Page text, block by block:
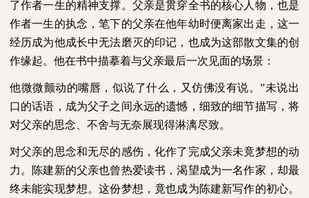
了作者一生的精神支撑。父亲是贯穿全书的核心人物，也是
作者一生的执念，笔下的父亲在他年幼时便离家出走，这一
经历成为他成长中无法磨灭的印记，也成为这部散文集的创
作缘起。他在书中描摹着与父亲最后一次见面的场景：
他微微颤动的嘴唇，似说了什么，又仿佛没有说。”未说出
口的话语，成为父子之间永远的遗憾，细致的细节描写，将
对父亲的思念、不舍与无奈展现得淋漓尽致。
对父亲的思念和无尽的感伤，化作了完成父亲未竟梦想的动
力。陈建新的父亲也曾热爱读书，渴望成为一名作家，却最
终未能实现梦想。这份梦想，竟也成为陈建新写作的初心。